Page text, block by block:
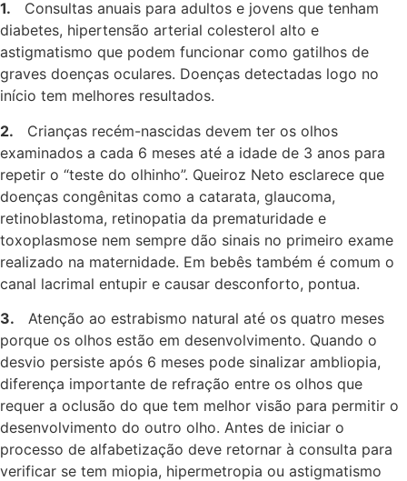
1. Consultas anuais para adultos e jovens que tenham
diabetes, hipertensão arterial colesterol alto e
astigmatismo que podem funcionar como gatilhos de
graves doenças oculares. Doenças detectadas logo no
início tem melhores resultados.
2. Crianças recém-nascidas devem ter os olhos
examinados a cada 6 meses até a idade de 3 anos para
repetir o “teste do olhinho”. Queiroz Neto esclarece que
doenças congênitas como a catarata, glaucoma,
retinoblastoma, retinopatia da prematuridade e
toxoplasmose nem sempre dão sinais no primeiro exame
realizado na maternidade. Em bebês também é comum o
canal lacrimal entupir e causar desconforto, pontua.
3. Atenção ao estrabismo natural até os quatro meses
porque os olhos estão em desenvolvimento. Quando o
desvio persiste após 6 meses pode sinalizar ambliopia,
diferença importante de refração entre os olhos que
requer a oclusão do que tem melhor visão para permitir o
desenvolvimento do outro olho. Antes de iniciar o
processo de alfabetização deve retornar à consulta para
verificar se tem miopia, hipermetropia ou astigmatismo